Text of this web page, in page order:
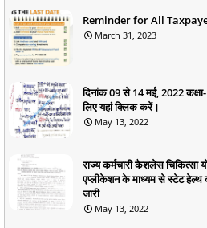
Reminder for All
March 31, 2023
दिनांक 09 से 14 मई, 2022
लिए यहां क्लिक करें।
May 13, 2022
राज्य कर्मचारी कैशलेस चिकित्सा
एप्लीकेशन के माध्यम से स्टेट
जारी
May 13, 2022